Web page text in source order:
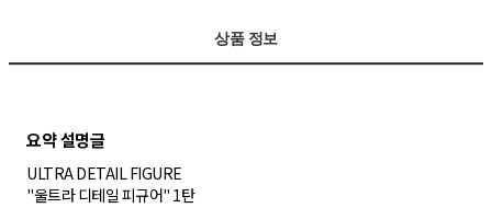
상품 정보
ULTRA DETAIL FIGURE
"울트라 디테일 피규어" 1탄